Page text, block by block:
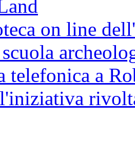
on line
telefonica a